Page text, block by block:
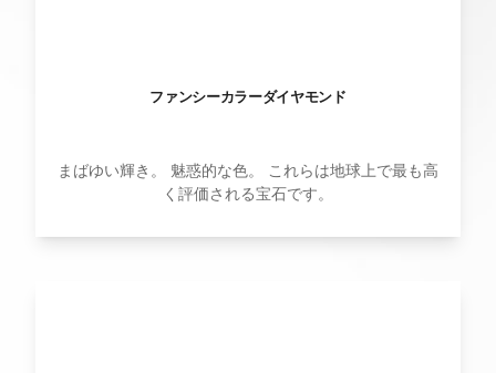
ファンシーカラーダイヤモンド
まばゆい輝き。 魅惑的な色。 これらは地球上で最も高
く評価される宝石です。